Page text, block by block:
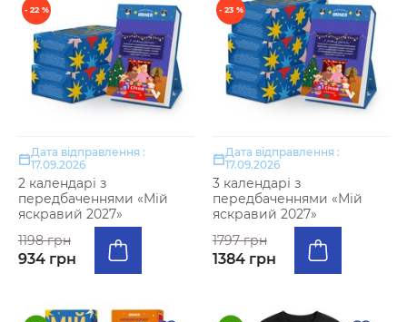
- 22 %
Дата відправлення :
17.09.2026
2 календарі з
передбаченнями «Мій
яскравий 2027»
1198 грн
934 грн
- 23 %
Дата відправлення :
17.09.2026
3 календарі з
передбаченнями «Мій
яскравий 2027»
1797 грн
1384 грн